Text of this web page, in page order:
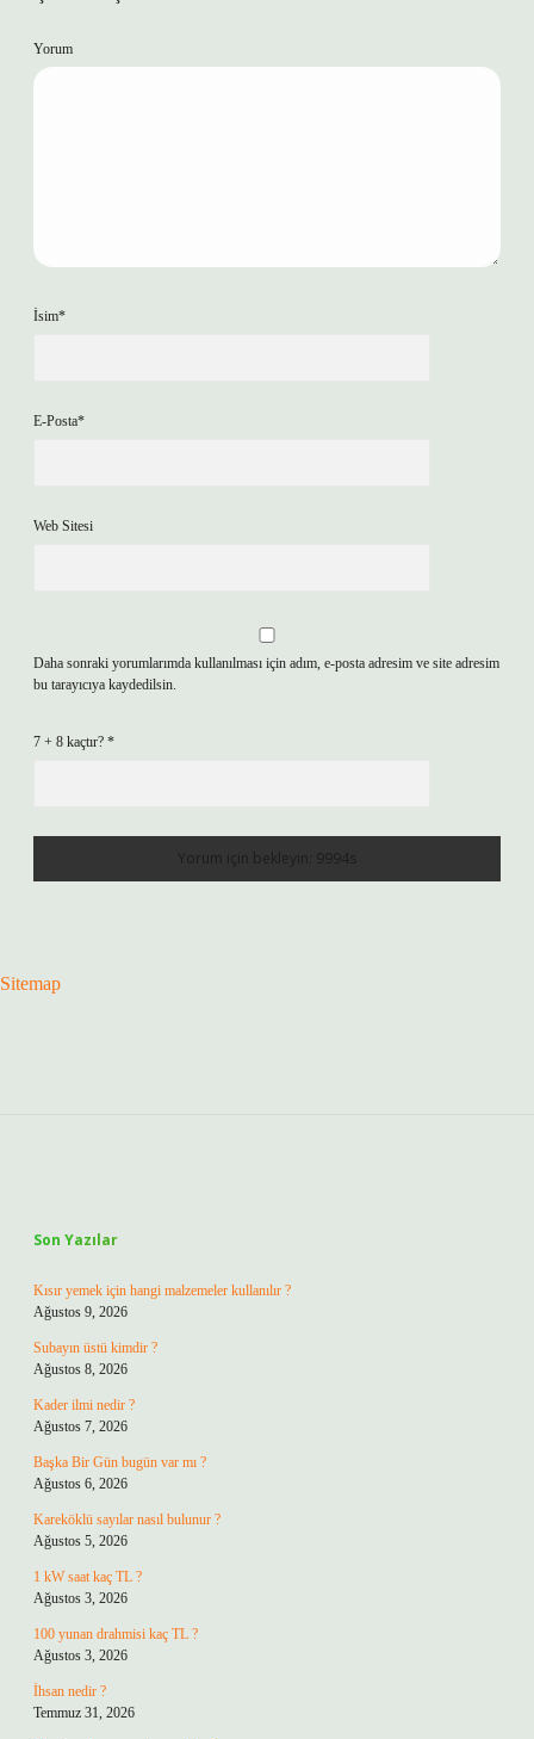
Yorum
İsim*
E-Posta*
Web Sitesi
Daha sonraki yorumlarımda kullanılması için adım, e-posta adresim ve site adresim
bu tarayıcıya kaydedilsin.
7 + 8 kaçtır? *
Sitemap
Son Yazılar
Kısır yemek için hangi malzemeler kullanılır ?
Ağustos 9, 2026
Subayın üstü kimdir ?
Ağustos 8, 2026
Kader ilmi nedir ?
Ağustos 7, 2026
Başka Bir Gün bugün var mı ?
Ağustos 6, 2026
Kareköklü sayılar nasıl bulunur ?
Ağustos 5, 2026
1 kW saat kaç TL ?
Ağustos 3, 2026
100 yunan drahmisi kaç TL ?
Ağustos 3, 2026
İhsan nedir ?
Temmuz 31, 2026